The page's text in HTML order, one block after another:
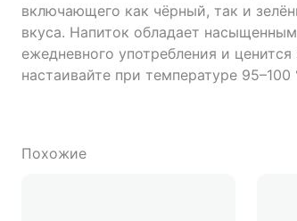
включающего как чёрный, так и
вкуса. Напиток обладает
ежедневного употребления и
настаивайте при температуре
Похожие